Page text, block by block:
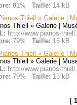
81% Taille: 14 kB
Thiell » Galerie |
Thiell » Galerie |
http://www.pianos-
79% Taille: 15 kB
Thiell » Galerie |
Thiell » Galerie |
http://www.pianos-
79% Taille: 15 kB
[ 1